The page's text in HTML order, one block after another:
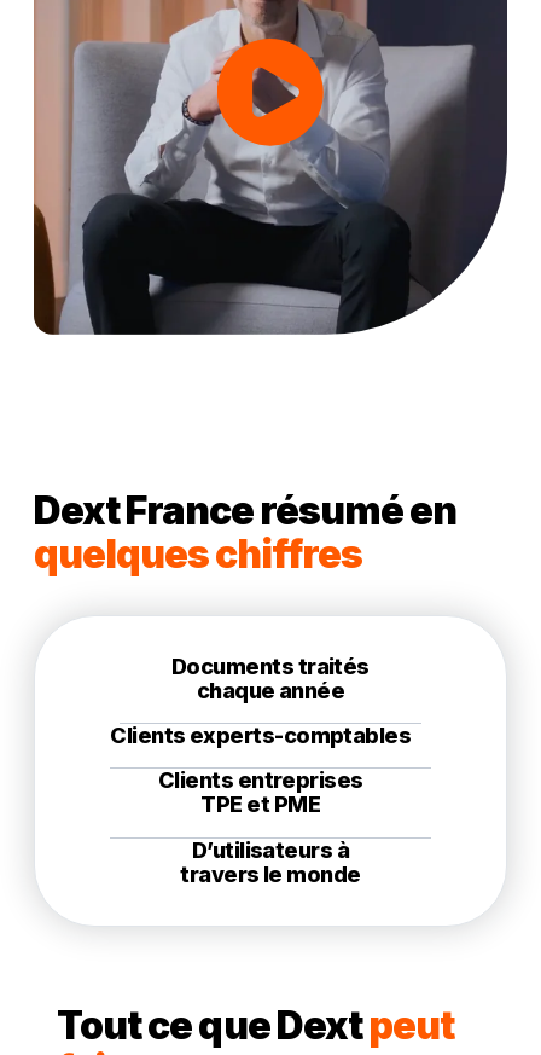
Dext France résumé en
quelques chiffres
Documents traités
chaque année
Clients experts-comptables
Clients entreprises
TPE et PME
D’utilisateurs à
travers le monde
Tout ce que Dextpeut